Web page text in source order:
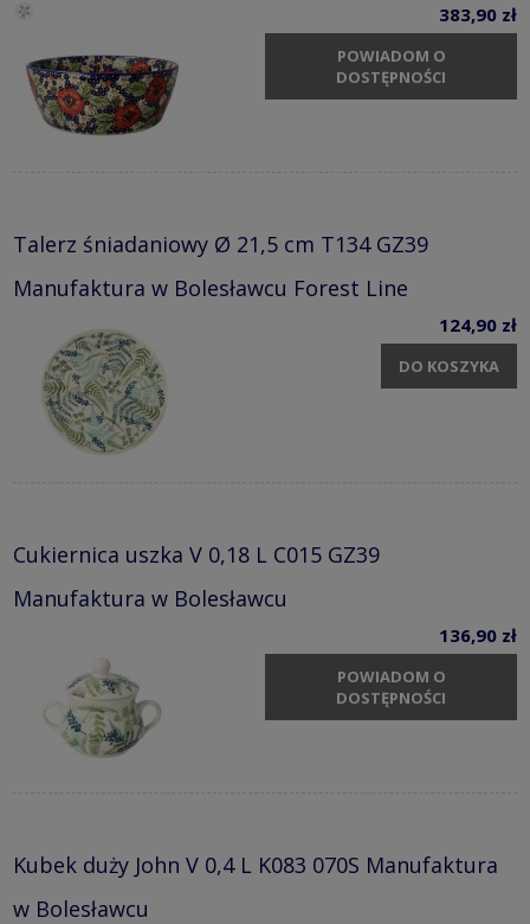
383,90 zł
POWIADOM O
DOSTĘPNOŚCI
Talerz śniadaniowy Ø 21,5 cm T134 GZ39
Manufaktura w Bolesławcu Forest Line
124,90 zł
DO KOSZYKA
Cukiernica uszka V 0,18 L C015 GZ39
Manufaktura w Bolesławcu
136,90 zł
POWIADOM O
DOSTĘPNOŚCI
Kubek duży John V 0,4 L K083 070S Manufaktura
w Bolesławcu